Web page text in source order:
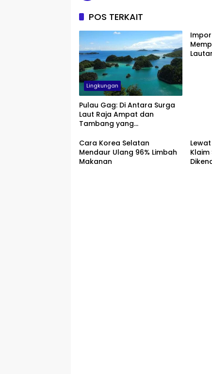
POS TERKAIT
Lingkungan
Pulau Gag: Di Antara Surga
Laut Raja Ampat dan
Tambang yang
Cara Korea Selatan
Mendaur Ulang 96% Limbah
Makanan
Klaim